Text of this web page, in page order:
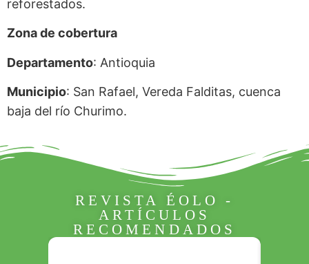
reforestados.
Zona de cobertura
Departamento: Antioquia
Municipio: San Rafael, Vereda Falditas, cuenca
baja del río Churimo.
REVISTA ÉOLO -
ARTÍCULOS
RECOMENDADOS